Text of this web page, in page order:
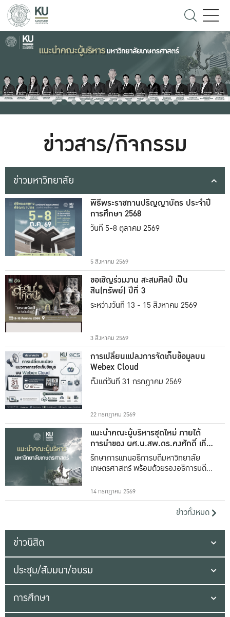
ข่าวสาร/กิจกรรม
ข่าวมหาวิทยาลัย
พิธีพระราชทานปริญญาบัตร ประจำปี
การศึกษา 2568
วันที่ 5-8 ตุลาคม 2569
5 สิงหาคม 2569
ขอเชิญร่วมงาน สะสมศิลป์ เป็น
สิน(ทรัพย์) ปีที่ 3
ระหว่างวันที่ 13 - 15 สิงหาคม 2569
3 สิงหาคม 2569
การเปลี่ยนแปลงการจัดเก็บข้อมูลบน
Webex Cloud
ตั้งแต่วันที่ 31 กรกฎาคม 2569
22 กรกฎาคม 2569
แนะนำคณะผู้บริหารชุดใหม่ ภายใต้
การนำของ ผศ.น.สพ.ดร.คงศักดิ์ เที่ยง
ธรรม
รักษาการแทนอธิการบดีมหาวิทยาลัย
เกษตรศาสตร์ พร้อมด้วยรองอธิการบดีทั้ง
14 กรกฎาคม 2569
ข่าวทั้งหมด
ข่าวนิสิต
ประชุม/สัมมนา/อบรม
การศึกษา